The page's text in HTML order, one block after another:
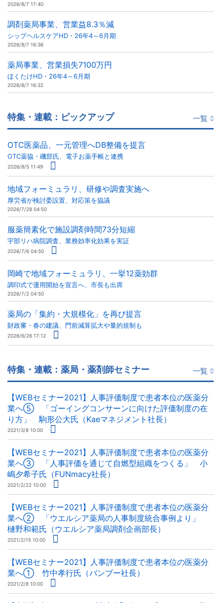
2026/8/7 17:40
調剤薬局事業、営業益8.3％減
シップヘルスケアHD・26年4～6月期
2026/8/7 16:36
薬局事業、営業損失7100万円
ほくたけHD・26年4～6月期
2026/8/7 16:32
特集・連載：ピックアップ 一覧
OTC医薬品、一元管理へDB整備を提言
OTC薬協・磯部氏、電子お薬手帳と連携
2026/8/5 11:49
地域フォーミュラリ、研修や調査実施へ
厚労省が検討委設置、対応策を協議
2026/7/28 04:50
服薬簡素化で施設調剤時間73分短縮
宇部リハ病院調査、業務効率化効果を実証
2026/7/6 04:50
岡崎で地域フォーミュラリ、一挙12薬効群
調印式で運用開始を宣言へ、市長も出席
2026/7/2 04:50
薬局の「集約・大規模化」を再び提言
財政審・春の建議、門前減算拡大や量的規制も
2026/6/26 17:12
特集・連載：薬局・薬剤師セミナー 一覧
【WEBセミナー2021】人事評価制度で患者本位の医薬分
業へ⑤ 「ゴーイングコンサーンに向けた評価制度の在
り方」 駒形公大氏（Kaeマネジメント社長）
2021/3/8 10:00
【WEBセミナー2021】人事評価制度で患者本位の医薬分
業へ③ 「人事評価を通じて自燃型組織をつくる」 小
嶋夕希子氏（FUNmacy社長）
2021/2/22 10:00
【WEBセミナー2021】人事評価制度で患者本位の医薬分
業へ② 「ウエルシア薬局の人事制度統合事例より」
樋野和範氏（ウエルシア薬局調剤企画部長）
2021/2/15 10:00
【WEBセミナー2021】人事評価制度で患者本位の医薬分
業へ① 竹中孝行氏（バンブー社長）
2021/2/8 10:00